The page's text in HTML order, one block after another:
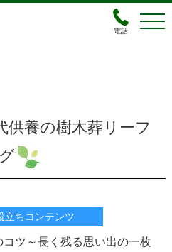
電話
供養の樹木葬リーフ
立ちコンテンツ
ツ～長く残る思い出の一枚